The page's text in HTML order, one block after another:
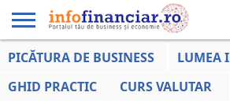
EDUCAȚIE
LA ZI
AFACERILOR
PICĂTURA DE BUSINESS
LUMEA
GHID PRACTIC
CURS VALUTAR